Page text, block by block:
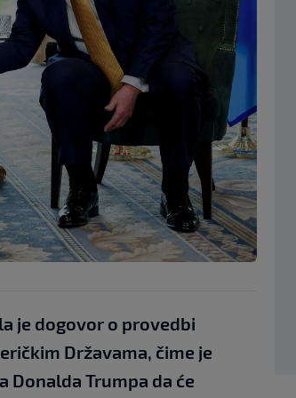
je dogovor o provedbi
Državama, čime je
Trumpa da će